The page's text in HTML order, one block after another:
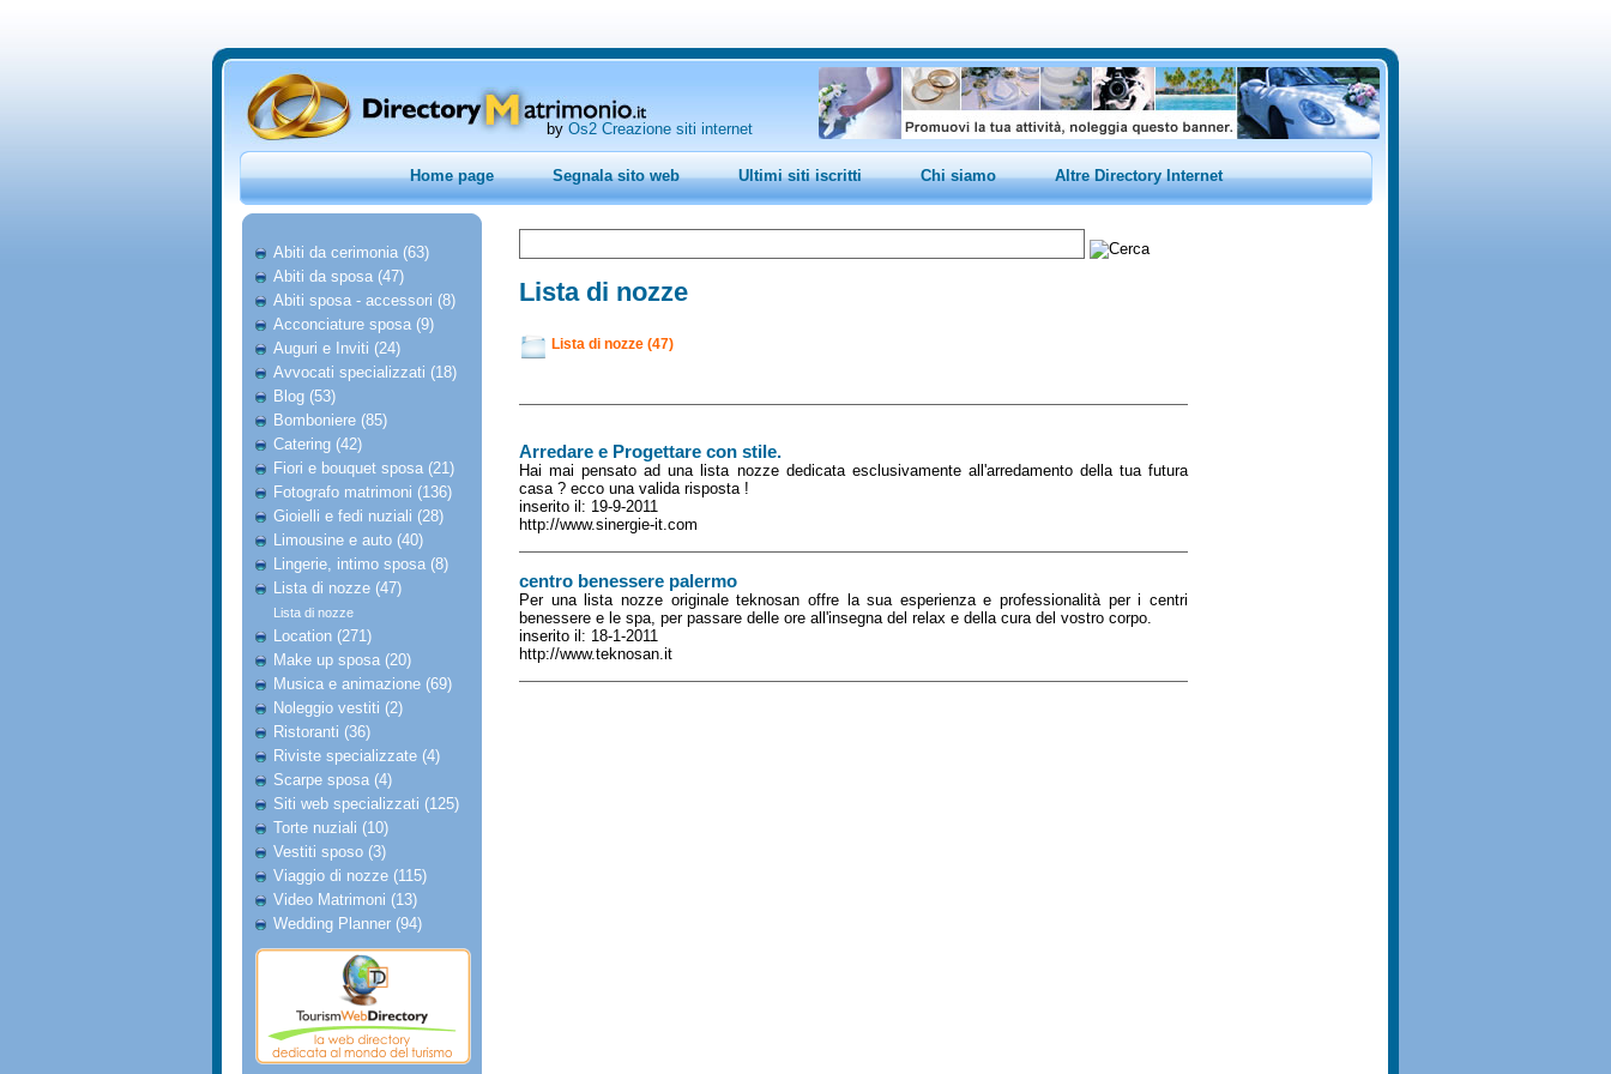
by Os2 Creazione siti internet
Home page Segnala sito web Ultimi siti iscritti Chi siamo Altre Directory Internet
Abiti da cerimonia (63)
Abiti da sposa (47)
Abiti sposa - accessori (8)
Acconciature sposa (9)
Auguri e Inviti (24)
Avvocati specializzati (18)
Blog (53)
Bomboniere (85)
Catering (42)
Fiori e bouquet sposa (21)
Fotografo matrimoni (136)
Gioielli e fedi nuziali (28)
Limousine e auto (40)
Lingerie, intimo sposa (8)
Lista di nozze (47)
Lista di nozze
Location (271)
Make up sposa (20)
Musica e animazione (69)
Noleggio vestiti (2)
Ristoranti (36)
Riviste specializzate (4)
Scarpe sposa (4)
Siti web specializzati (125)
Torte nuziali (10)
Vestiti sposo (3)
Viaggio di nozze (115)
Video Matrimoni (13)
Wedding Planner (94)
Lista di nozze
Lista di nozze (47)
Arredare e Progettare con stile.
Hai mai pensato ad una lista nozze dedicata esclusivamente all'arredamento della tua futura
casa ? ecco una valida risposta !
inserito il: 19-9-2011
http://www.sinergie-it.com
centro benessere palermo
Per una lista nozze originale teknosan offre la sua esperienza e professionalità per i centri
benessere e le spa, per passare delle ore all'insegna del relax e della cura del vostro corpo.
inserito il: 18-1-2011
http://www.teknosan.it